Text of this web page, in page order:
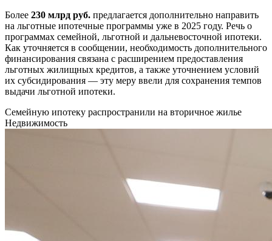
Более 230 млрд руб. предлагается дополнительно направить
на льготные ипотечные программы уже в 2025 году. Речь о
программах семейной, льготной и дальневосточной ипотеки.
Как уточняется в сообщении, необходимость дополнительного
финансирования связана с расширением предоставления
льготных жилищных кредитов, а также уточнением условий
их субсидирования — эту меру ввели для сохранения темпов
выдачи льготной ипотеки.
Семейную ипотеку распространили на вторичное жилье
Недвижимость